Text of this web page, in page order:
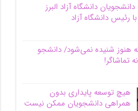
دانشگاه آزاد البرز
دانشگاه آز‌اد
هنوز شنیده نمی‌شود/ دانشجو
تماشاگر!
هیچ توسعه پایداری بدون
همراهی دانشجویان ممکن نیست